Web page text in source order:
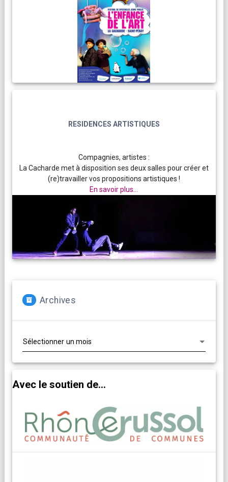
RESIDENCES ARTISTIQUES
Compagnies, artistes :
La Cacharde met à disposition ses deux salles pour créer et
(re)travailler vos propositions artistiques !
En savoir plus...
Archives
Avec le soutien de...